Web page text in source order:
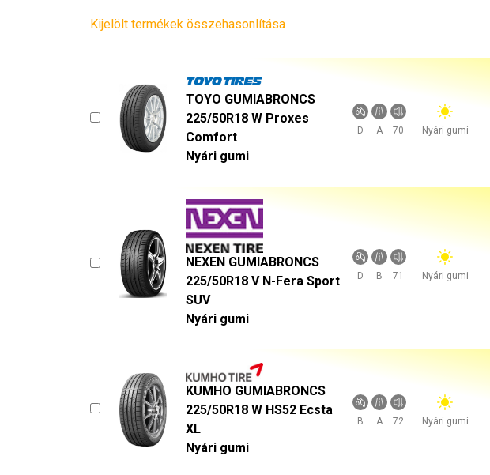
Kijelölt termékek összehasonlítása
TOYO GUMIABRONCS
225/50R18 W Proxes
Comfort
Nyári gumi
D A 70 Nyári gumi
NEXEN GUMIABRONCS
225/50R18 V N-Fera Sport
SUV
Nyári gumi
D B 71 Nyári gumi
KUMHO GUMIABRONCS
225/50R18 W HS52 Ecsta
XL
Nyári gumi
B A 72 Nyári gumi